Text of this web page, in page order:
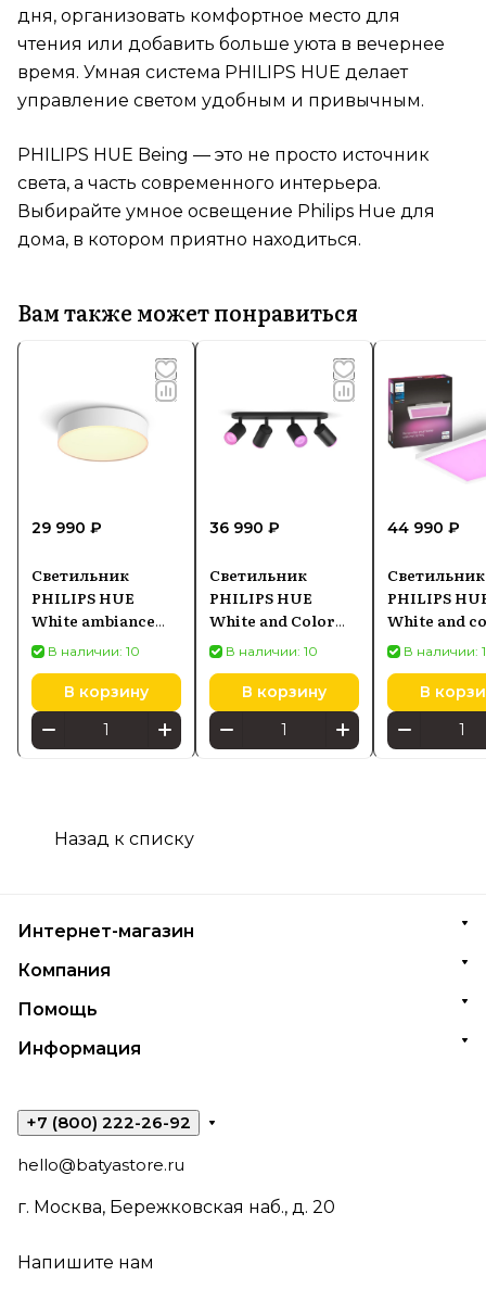
дня, организовать комфортное место для
чтения или добавить больше уюта в вечернее
время. Умная система PHILIPS HUE делает
управление светом удобным и привычным.
PHILIPS HUE Being — это не просто источник
света, а часть современного интерьера.
Выбирайте умное освещение Philips Hue для
дома, в котором приятно находиться.
Вам также может понравиться
29 990 ₽
Светильник
PHILIPS HUE
White ambiance
Enrave M
8718696176436,
белый
В наличии: 10
В корзину
36 990 ₽
Светильник
PHILIPS HUE
White and Color
Ambiance Fugato
929003810201,
черный
В наличии: 10
В корзину
44 990 ₽
Светильник
PHILIPS
White and
ambiance
Surimu
В наличии:
В
Назад к списку
Интернет-магазин
Компания
Помощь
Информация
+7 (800) 222-26-92
hello@batyastore.ru
г. Москва, Бережковская наб., д. 20
Напишите нам